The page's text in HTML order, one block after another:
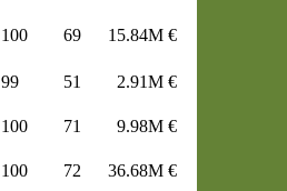
100 69 15.84M €
99 51 2.91M €
100 71 9.98M €
100 72 36.68M €